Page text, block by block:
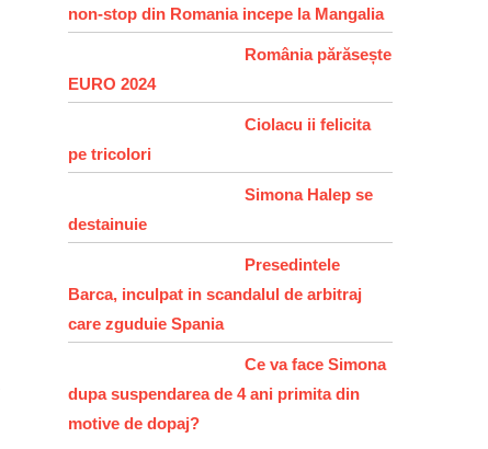
non-stop din Romania incepe la Mangalia
România părăsește
EURO 2024
Ciolacu ii felicita
pe tricolori
Simona Halep se
destainuie
Presedintele
Barca, inculpat in scandalul de arbitraj
care zguduie Spania
Ce va face Simona
dupa suspendarea de 4 ani primita din
motive de dopaj?